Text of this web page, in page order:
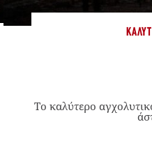
Το καλύτερο